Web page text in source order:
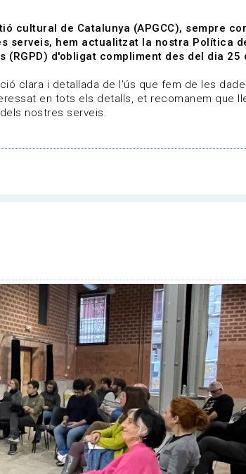
Projectes Serveis A qui
cultural de Catalunya (APGCC), sempre
serveis, hem actualitzat la nostra Política
(RGPD) d'obligat compliment des del dia 25
clara i detallada de l'ús que fem de les
en tots els detalls, et recomanem que
nostres serveis.